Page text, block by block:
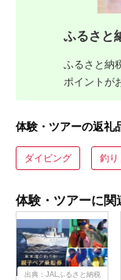
ふるさと
ふるさと納
ポイントが
体験・ツアーの返礼
ダイビング 釣り
体験・ツアーに関
出典：JALふるさと納税